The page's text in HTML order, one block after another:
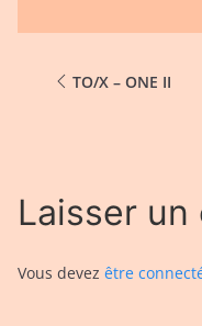
TO/X – ONE II
Laisser
Vous devez être